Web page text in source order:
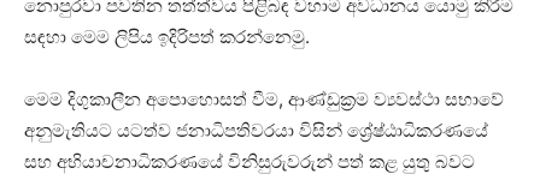
නොපුරවා පවතින තත්ත්වය පිළිබඳ වහාම අවධානය යොමු කිරීම
සඳහා මෙම ලිපිය ඉදිරිපත් කරන්නෙමු.
මෙම දිගුකාලීන අපොහොසත් වීම, ආණ්ඩුක්‍රම ව්‍යවස්ථා සභාවේ
අනුමැතියට යටත්ව ජනාධිපතිවරයා විසින් ශ්‍රේෂ්ඨාධිකරණයේ
සහ අභියාචනාධිකරණයේ විනිසුරුවරුන් පත් කළ යුතු බවට